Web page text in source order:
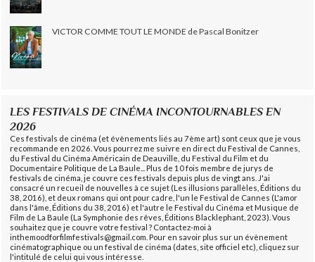
VICTOR COMME TOUT LE MONDE de Pascal Bonitzer
LES FESTIVALS DE CINÉMA INCONTOURNABLES EN
2026
Ces festivals de cinéma (et évènements liés au 7ème art) sont ceux que je vous
recommande en 2026. Vous pourrez me suivre en direct du Festival de Cannes,
du Festival du Cinéma Américain de Deauville, du Festival du Film et du
Documentaire Politique de La Baule... Plus de 10 fois membre de jurys de
festivals de cinéma, je couvre ces festivals depuis plus de vingt ans. J'ai
consacré un recueil de nouvelles à ce sujet (Les illusions parallèles, Éditions du
38, 2016), et deux romans qui ont pour cadre, l'un le Festival de Cannes (L'amor
dans l'âme, Éditions du 38, 2016) et l'autre le Festival du Cinéma et Musique de
Film de La Baule (La Symphonie des rêves, Éditions Blacklephant, 2023). Vous
souhaitez que je couvre votre festival ? Contactez-moi à
inthemoodforfilmfestivals@gmail.com. Pour en savoir plus sur un évènement
cinématographique ou un festival de cinéma (dates, site officiel etc), cliquez sur
l'intitulé de celui qui vous intéresse.